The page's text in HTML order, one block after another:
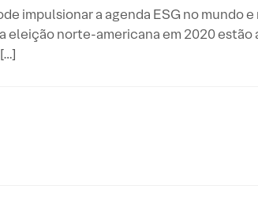
impulsionar a agenda ESG no mundo e
eleição norte-americana em 2020 estão